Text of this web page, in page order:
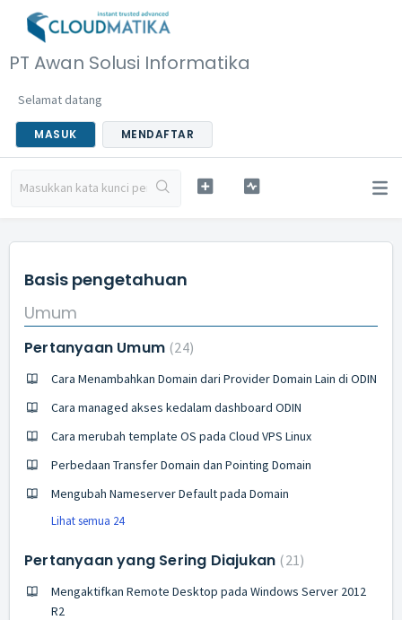
PT Awan Solusi Informatika
Selamat datang
MASUK MENDAFTAR
Basis pengetahuan
Umum
Pertanyaan Umum 24
Cara Menambahkan Domain dari Provider Domain Lain di ODIN
Cara managed akses kedalam dashboard ODIN
Cara merubah template OS pada Cloud VPS Linux
Perbedaan Transfer Domain dan Pointing Domain
Mengubah Nameserver Default pada Domain
Lihat semua 24
Pertanyaan yang Sering Diajukan 21
Mengaktifkan Remote Desktop pada Windows Server 2012
R2